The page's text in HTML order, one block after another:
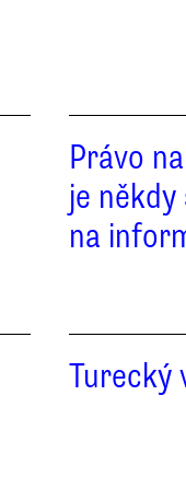
Právo
je
na
Turecký